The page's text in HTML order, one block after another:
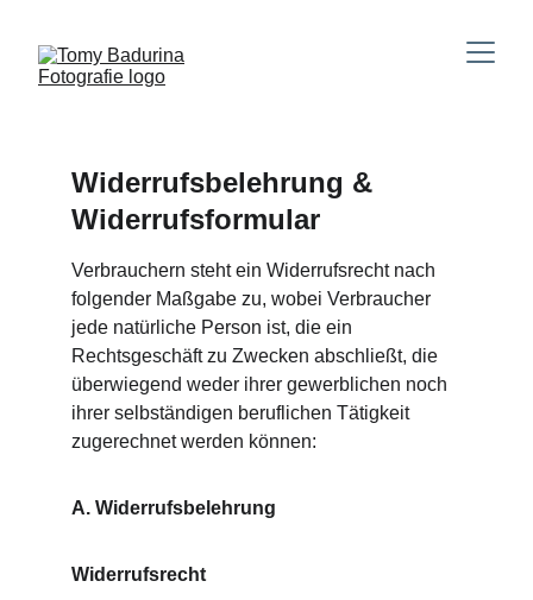
Widerrufsbelehrung &
Widerrufsformular
Verbrauchern steht ein Widerrufsrecht nach
folgender Maßgabe zu, wobei Verbraucher
jede natürliche Person ist, die ein
Rechtsgeschäft zu Zwecken abschließt, die
überwiegend weder ihrer gewerblichen noch
ihrer selbständigen beruflichen Tätigkeit
zugerechnet werden können:
A. Widerrufsbelehrung
Widerrufsrecht